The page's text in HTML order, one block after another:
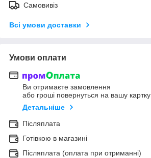
Самовивіз
Всі умови доставки
Умови оплати
Ви отримаєте замовлення
або гроші повернуться на вашу картку
Детальніше
Післяплата
Готівкою в магазині
Післяплата (оплата при отриманні)